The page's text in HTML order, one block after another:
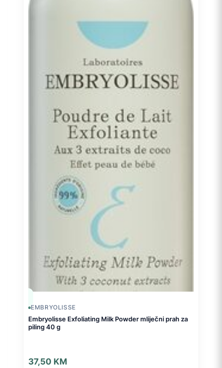
EMBRYOLISSE
Embryolisse Exfoliating Milk Powder mliječni prah za
piling 40 g
37,50 KM